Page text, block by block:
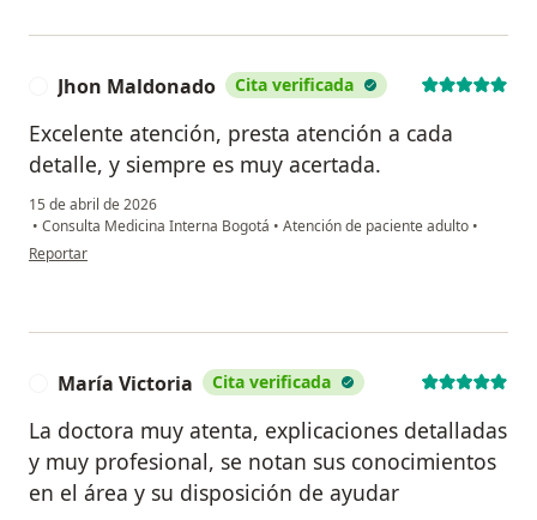
Jhon Maldonado Cita verificada
Excelente atención, presta atención a cada
detalle, y siempre es muy acertada.
15 de abril de 2026
• Consulta Medicina Interna Bogotá • Atención de paciente adulto •
en opinión del usuario Jhon Maldonado
Reportar
María Victoria Cita verificada
La doctora muy atenta, explicaciones detalladas
y muy profesional, se notan sus conocimientos
en el área y su disposición de ayudar